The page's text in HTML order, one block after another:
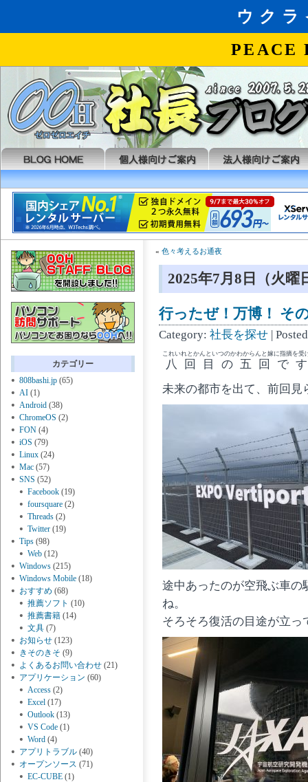
カテゴリー
808bashi.jp (65)
AI (1)
Android (38)
ChromeOS (2)
FON (4)
iOS (79)
Linux (24)
Mac (57)
SNS (52)
Facebook (19)
foursquare (2)
Threads (2)
Twitter (19)
Tips (98)
Web (12)
Windows (215)
Windows Mobile (18)
おすすめ (68)
推薦ソフト (10)
推薦書籍 (14)
文具 (7)
お知らせ (123)
きそのきそ (9)
よくあるお問い合わせ (21)
アプリケーション (60)
Access (2)
Excel (17)
Outlook (13)
VS Code (1)
Word (4)
アプリトラブル (40)
オープンソース (71)
EC-CUBE (1)
« 色々考えるお通夜
2025年7月8日（火曜
行ったぜ！万博！ そ
Category: 社長を探せ |
八回目の五回で
これいれとかんといつのかわからんと嫁に指摘を受
未来の都市を出て、前回見
途中あったのが空飛ぶ車
ね。
そろそろ復活の目途が立